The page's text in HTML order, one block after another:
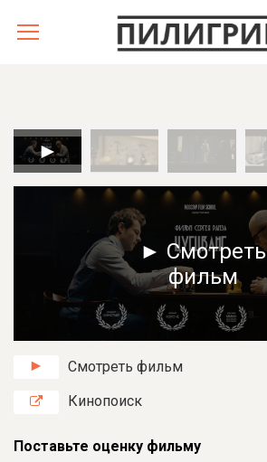
► Смотреть
фильм
Смотреть фильм
Кинопоиск
Поставьте оценку фильму